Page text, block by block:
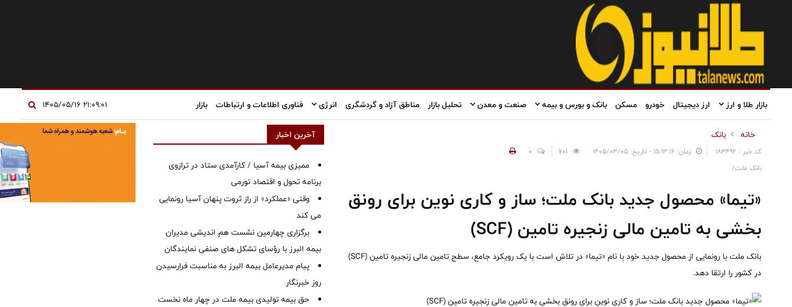
بازار طلا و ارز ارز دیجیتال خودرو مسکن بانک و بورس و بیمه صنعت و معدن تحلیل بازار مناطق آزاد و گردشگری انرژی فناوری اطلاعات و ارتباطات بازار
خانه بانک
کد خبر : 184492 زمان: ۱۵:۱۳:۱۶ - تاریخ: ۱۴۰۵/۰۳/۰۵
0
بانک ملت/
«تیما» محصول جدید بانک ملت؛ ساز و کاری نوین برای رونق
بخشی به تامین مالی زنجیره تامین (SCF)
بانک ملت با رونمایی از محصول جدید خود با نام «تیما» در تلاش است با یک رویکرد جامع، سطح تامین مالی زنجیره تامین (SCF)
در کشور را ارتقا دهد.
آخرین اخبار
ممیزی بیمه آسیا / کارآمدی ستاد در ترازوی
برنامه تحول و اقتصاد تورمی
وقتی «عملکرد» از راز ثروت پنهان آسیا رونمایی
می کند
برگزاری چهارمین نشست هم اندیشی مدیران
بیمه البرز با رؤسای تشکل های صنفی نمایندگان
پیام مدیرعامل بیمه البرز به مناسبت فرارسیدن
روز خبرنگار
حق بیمه تولیدی بیمه ملت در چهار ماه نخست